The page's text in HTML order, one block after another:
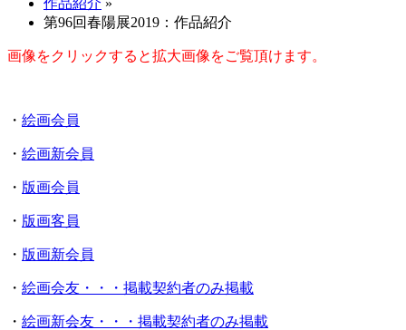
第96回春陽展2019：作品紹介
画像をクリックすると拡大画像をご覧頂けます。
・ 絵画会員
・ 絵画新会員
・ 版画会員
・ 版画客員
・ 版画新会員
・ 絵画会友・・・掲載契約者のみ掲載
・ 絵画新会友・・・掲載契約者のみ掲載